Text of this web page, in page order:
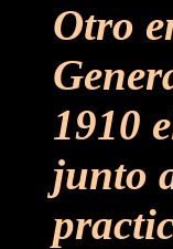
Otro
1910
junto